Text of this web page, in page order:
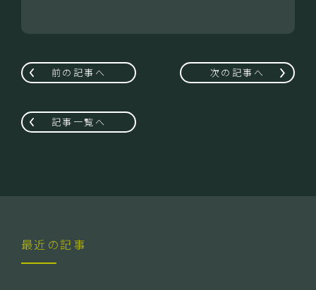
前の記事へ
記事一覧へ
次の記事へ
最近の記事